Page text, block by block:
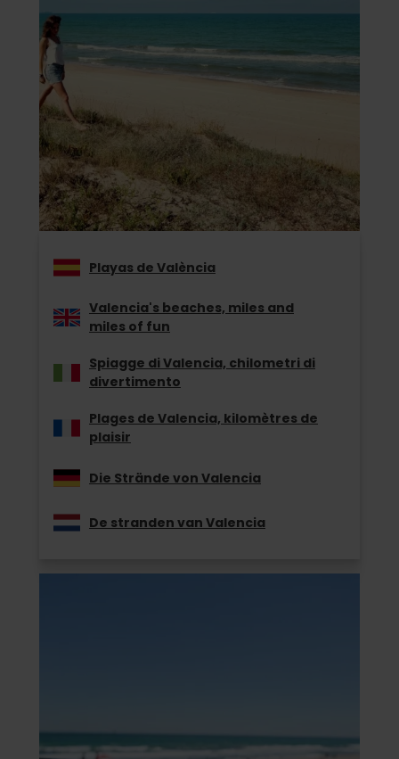
Playas de València
Valencia's beaches, miles and
miles of fun
Spiagge di Valencia, chilometri di
divertimento
Plages de Valencia, kilomètres de
plaisir
Die Strände von Valencia
De stranden van Valencia